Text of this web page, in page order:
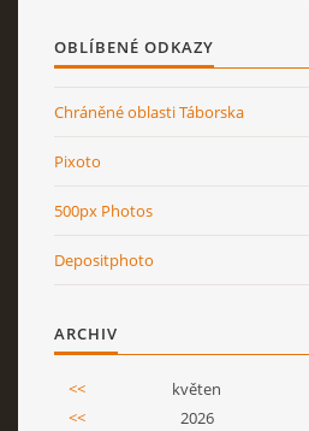
OBLÍBENÉ ODKAZY
Chráněné oblasti Táborska
Pixoto
500px Photos
Depositphoto
ARCHIV
<< květen
<<
2026